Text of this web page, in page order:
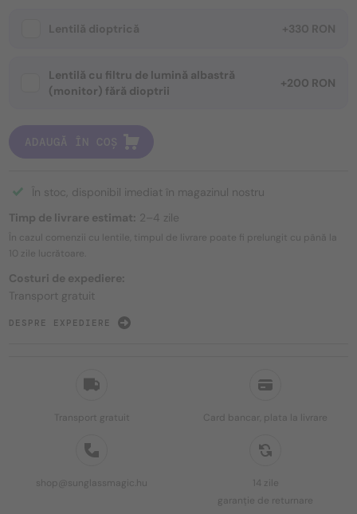
Transport gratuit Card bancar, plata la livrare
shop@sunglassmagic.hu
14 zile
garanție de returnare
Lentilă dioptrică +330 RON
Lentilă cu filtru de lumină albastră
(monitor) fără dioptrii
+200 RON
ADAUGĂ ÎN COȘ
În stoc, disponibil imediat în magazinul nostru
Timp de livrare estimat: 2–4 zile
În cazul comenzii cu lentile, timpul de livrare poate fi prelungit cu până la
10 zile lucrătoare.
Costuri de expediere:
Transport gratuit
DESPRE EXPEDIERE